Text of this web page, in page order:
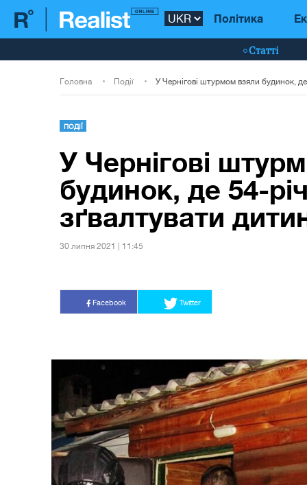
Політика
Статті
Головна Події
ПОДІЇ
У Чернігові
будинок, де 54-
зґвалтувати
30 липня 2021 | 11:45
Facebook Twitter